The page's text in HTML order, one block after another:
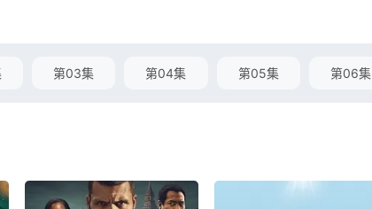
第03集 第04集 第05集 第06集